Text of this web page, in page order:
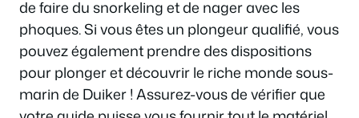
de faire du snorkeling et de nager avec les
phoques. Si vous êtes un plongeur qualifié, vous
pouvez également prendre des dispositions
pour plonger et découvrir le riche monde sous-
marin de Duiker ! Assurez-vous de vérifier que